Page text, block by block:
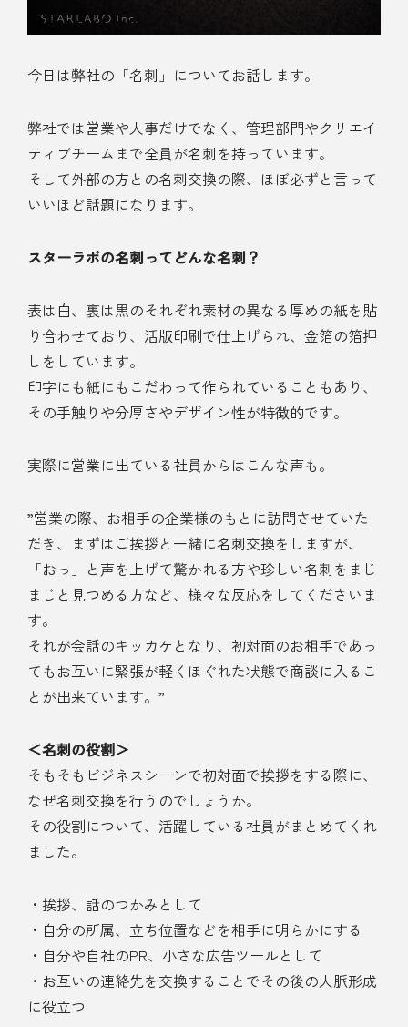
今日は弊社の「名刺」についてお話します。
弊社では営業や人事だけでなく、管理部門やクリエイ
ティブチームまで全員が名刺を持っています。
そして外部の方との名刺交換の際、ほぼ必ずと言って
いいほど話題になります。
スターラボの名刺ってどんな名刺？
表は白、裏は黒のそれぞれ素材の異なる厚めの紙を貼
り合わせており、活版印刷で仕上げられ、金箔の箔押
しをしています。
印字にも紙にもこだわって作られていることもあり、
その手触りや分厚さやデザイン性が特徴的です。
実際に営業に出ている社員からはこんな声も。
”営業の際、お相手の企業様のもとに訪問させていた
だき、まずはご挨拶と一緒に名刺交換をしますが、
「おっ」と声を上げて驚かれる方や珍しい名刺をまじ
まじと見つめる方など、様々な反応をしてくださいま
す。
それが会話のキッカケとなり、初対面のお相手であっ
てもお互いに緊張が軽くほぐれた状態で商談に入るこ
とが出来ています。”
＜名刺の役割＞
そもそもビジネスシーンで初対面で挨拶をする際に、
なぜ名刺交換を行うのでしょうか。
その役割について、活躍している社員がまとめてくれ
ました。
・挨拶、話のつかみとして
・自分の所属、立ち位置などを相手に明らかにする
・自分や自社のPR、小さな広告ツールとして
・お互いの連絡先を交換することでその後の人脈形成
に役立つ